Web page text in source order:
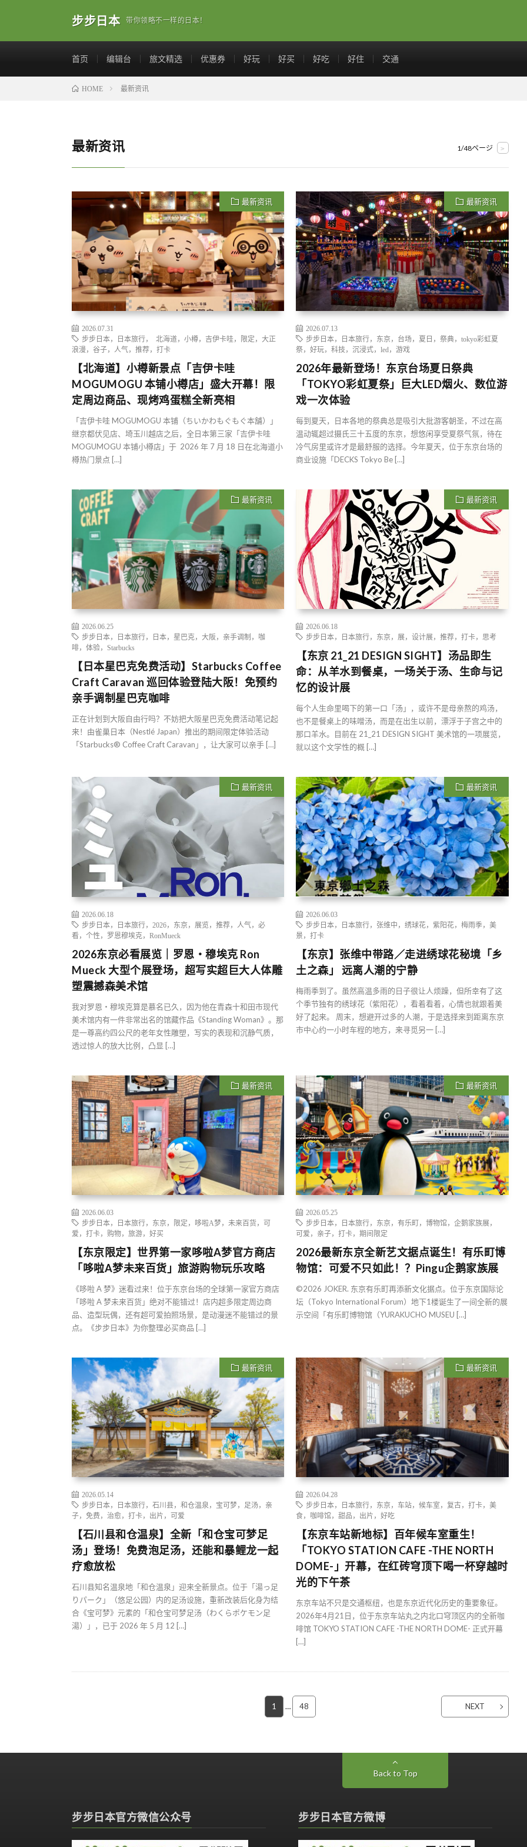
步步日本 带你领略不一样的日本！
首页 编辑台 旅文精选 优惠券 好玩 好买 好吃 好住 交通
HOME 最新资讯
最新资讯 1/48ページ >
最新资讯
2026.07.31
步步日本，日本旅行， 北海道，小樽，吉伊卡哇，限定，大正
浪漫，谷子，人气，推荐，打卡
【北海道】小樽新景点「吉伊卡哇
MOGUMOGU 本铺小樽店」盛大开幕！限
定周边商品、现烤鸡蛋糕全新亮相
「吉伊卡哇 MOGUMOGU 本铺（ちいかわもぐもぐ本舗）」
继京都伏见店、埼玉川越店之后，全日本第三家「吉伊卡哇
MOGUMOGU 本铺小樽店」于 2026 年 7 月 18 日在北海道小
樽热门景点 […]
最新资讯
2026.07.13
步步日本，日本旅行，东京，台场，夏日，祭典，tokyo彩虹夏
祭，好玩，科技，沉浸式，led，游戏
2026年最新登场！东京台场夏日祭典
「TOKYO彩虹夏祭」巨大LED烟火、数位游
戏一次体验
每到夏天，日本各地的祭典总是吸引大批游客朝圣，不过在高
温动辄超过摄氏三十五度的东京，想悠闲享受夏祭气氛，待在
冷气房里或许才是最舒服的选择。今年夏天，位于东京台场的
商业设施「DECKS Tokyo Be […]
最新资讯
2026.06.25
步步日本，日本旅行，日本，星巴克，大阪，亲手调制，咖
啡，体验，Starbucks
【日本星巴克免费活动】Starbucks Coffee
Craft Caravan 巡回体验登陆大阪！免预约
亲手调制星巴克咖啡
正在计划到大阪自由行吗？不妨把大阪星巴克免费活动笔记起
来！由雀巢日本（Nestlé Japan）推出的期间限定体验活动
「Starbucks® Coffee Craft Caravan」，让大家可以亲手 […]
最新资讯
2026.06.18
步步日本，日本旅行，东京，展，设计展，推荐，打卡，思考
【东京 21_21 DESIGN SIGHT】汤品即生
命：从羊水到餐桌，一场关于汤、生命与记
忆的设计展
每个人生命里喝下的第一口「汤」，或许不是母亲熬的鸡汤，
也不是餐桌上的味噌汤，而是在出生以前，漂浮于子宫之中的
那口羊水。目前在 21_21 DESIGN SIGHT 美术馆的一项展览，
就以这个文学性的概 […]
最新资讯
2026.06.18
步步日本，日本旅行，2026，东京，展览，推荐，人气，必
看，个性，罗恩穆埃克，RonMueck
2026东京必看展览｜罗恩・穆埃克 Ron
Mueck 大型个展登场，超写实超巨大人体雕
塑震撼森美术馆
我对罗恩・穆埃克算是慕名已久，因为他在青森十和田市现代
美术馆内有一件非常出名的馆藏作品《Standing Woman》。那
是一尊高约四公尺的老年女性雕塑，写实的表现和沉静气质，
透过惊人的放大比例，凸显 […]
最新资讯
2026.06.03
步步日本，日本旅行，张维中，绣球花，紫阳花，梅雨季，美
景，打卡
【东京】张维中带路／走进绣球花秘境「乡
土之森」 远离人潮的宁静
梅雨季到了。虽然高温多雨的日子很让人烦躁，但所幸有了这
个季节独有的绣球花（紫阳花），看着看着，心情也就跟着美
好了起来。 周末，想避开过多的人潮，于是选择来到距离东京
市中心约一小时车程的地方，来寻觅另一 […]
最新资讯
2026.06.03
步步日本，日本旅行，东京，限定，哆啦A梦，未来百货，可
爱，打卡，购物，旅游，好买
【东京限定】世界第一家哆啦A梦官方商店
「哆啦A梦未来百货」旅游购物玩乐攻略
《哆啦 A 梦》迷看过来！位于东京台场的全球第一家官方商店
「哆啦 A 梦未来百货」绝对不能错过！店内超多限定周边商
品、造型玩偶，还有超可爱拍照场景，是动漫迷不能错过的景
点。《步步日本》为你整理必买商品 […]
最新资讯
2026.05.25
步步日本，日本旅行，东京，有乐町，博物馆，企鹅家族展，
可爱，亲子，打卡，期间限定
2026最新东京全新艺文据点诞生！有乐町博
物馆：可爱不只如此！？Pingu企鹅家族展
©2026 JOKER. 东京有乐町再添新文化据点。位于东京国际论
坛（Tokyo International Forum）地下1楼诞生了一间全新的展
示空间「有乐町博物馆（YURAKUCHO MUSEU […]
最新资讯
2026.05.14
步步日本，日本旅行，石川县，和仓温泉，宝可梦，足汤，亲
子，免费，治愈，打卡，出片，可爱
【石川县和仓温泉】全新「和仓宝可梦足
汤」登场！免费泡足汤，还能和暴鲤龙一起
疗愈放松
石川县知名温泉地「和仓温泉」迎来全新景点。位于「湯っ足
りパーク」（悠足公园）内的足汤设施，重新改装后化身为结
合《宝可梦》元素的「和仓宝可梦足汤（わくらポケモン足
湯）」，已于 2026 年 5 月 12 […]
最新资讯
2026.04.28
步步日本，日本旅行，东京，车站，候车室，复古，打卡，美
食，咖啡馆，甜品，出片，好吃
【东京车站新地标】百年候车室重生！
「TOKYO STATION CAFE -THE NORTH
DOME-」开幕，在红砖穹顶下喝一杯穿越时
光的下午茶
东京车站不只是交通枢纽，也是东京近代化历史的重要象征。
2026年4月21日，位于东京车站丸之内北口穹顶区内的全新咖
啡馆 TOKYO STATION CAFE -THE NORTH DOME- 正式开幕
[…]
1 … 48 NEXT
Back to Top
步步日本官方微信公众号 步步日本官方微博